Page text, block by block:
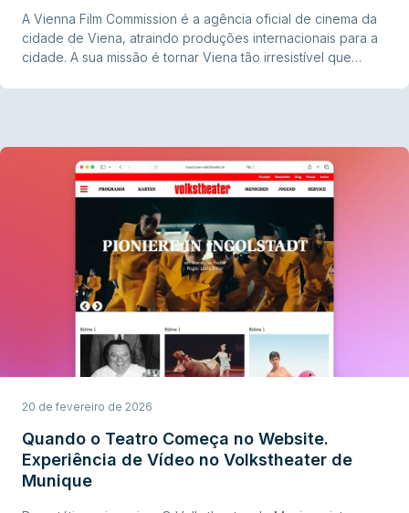
A Vienna Film Commission é a agência oficial de cinema da
cidade de Viena, atraindo produções internacionais para a
cidade. A sua missão é tornar Viena tão irresistível que
20 de fevereiro de 2026
Quando o Teatro Começa no Website.
Experiência de Vídeo no Volkstheater de
Munique